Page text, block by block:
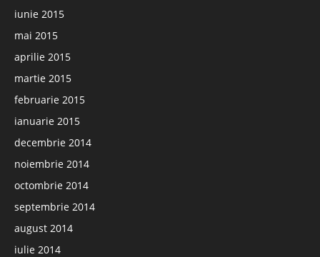
iunie 2015
mai 2015
aprilie 2015
martie 2015
februarie 2015
ianuarie 2015
decembrie 2014
noiembrie 2014
octombrie 2014
septembrie 2014
august 2014
iulie 2014